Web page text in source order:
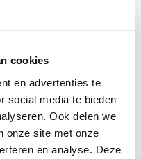
cookies
en advertenties te
social media te bieden
Ook delen we
onze site met onze
en analyse. Deze
Licht